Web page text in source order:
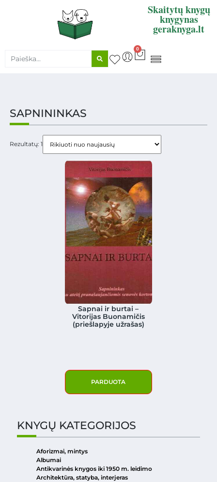
Skaitytų knygų
knygynas
geraknyga.lt
0
SAPNININKAS
Rezultatų: 1
Sapnai ir burtai –
Vitorijas Buonamičis
(priešlapyje užrašas)
PARDUOTA
KNYGŲ KATEGORIJOS
Aforizmai, mintys
Albumai
Antikvarinės knygos iki 1950 m. leidimo
Architektūra, statyba, interjeras